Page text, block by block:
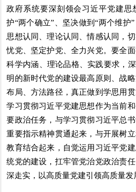
政府系统要深刻领会习近平党建思
护“两个确立”、坚决做到“两个维护
思想认同、理论认同、情感认同，
忧党、坚定护党、全力兴党。要全
科学内涵、理论品格、实践要求，
明的新时代党的建设最高原则、战
布局、方法路径，真正做到学思用
学习贯彻习近平党建思想作为当前
要政治任务，与学习贯彻习近平总
重要指示精神贯通起来，与开展树
教育结合起来，自觉运用习近平党
统党的建设，扛牢管党治党政治责
深走实，以高质量党建引领高质量发